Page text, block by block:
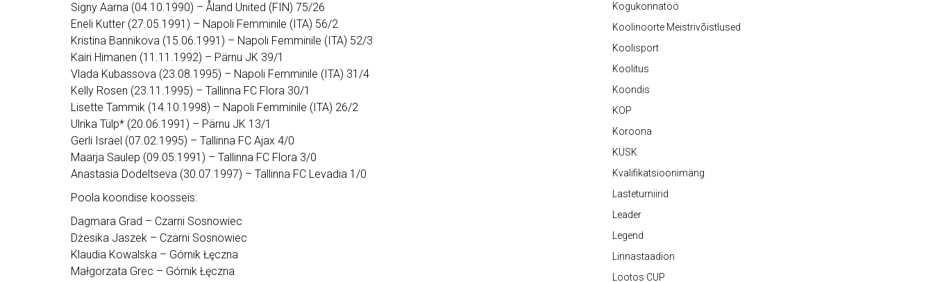
Signy Aarna (04.10.1990) – Åland United (FIN) 75/26
Eneli Kutter (27.05.1991) – Napoli Femminile (ITA) 56/2
Kristina Bannikova (15.06.1991) – Napoli Femminile (ITA) 52/3
Kairi Himanen (11.11.1992) – Pärnu JK 39/1
Vlada Kubassova (23.08.1995) – Napoli Femminile (ITA) 31/4
Kelly Rosen (23.11.1995) – Tallinna FC Flora 30/1
Lisette Tammik (14.10.1998) – Napoli Femminile (ITA) 26/2
Ulrika Tülp* (20.06.1991) – Pärnu JK 13/1
Gerli Israel (07.02.1995) – Tallinna FC Ajax 4/0
Maarja Saulep (09.05.1991) – Tallinna FC Flora 3/0
Anastasia Dodeltseva (30.07.1997) – Tallinna FC Levadia 1/0
Poola koondise koosseis:
Dagmara Grad – Czarni Sosnowiec
Dżesika Jaszek – Czarni Sosnowiec
Klaudia Kowalska – Górnik Łęczna
Małgorzata Grec – Górnik Łęczna
Kogukonnatöö
Koolinoorte Meistrivõistlused
Koolisport
Koolitus
Koondis
KOP
Koroona
KÜSK
Kvalifikatsioonimäng
Lasteturniirid
Leader
Legend
Linnastaadion
Lootos CUP